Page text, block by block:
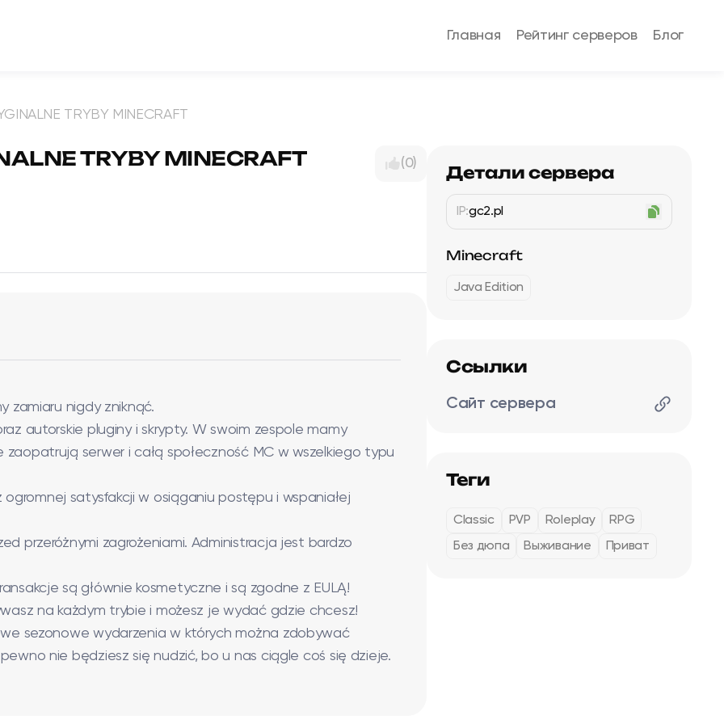
Главная Рейтинг серверов Блог
TRYBY MINECRAFT
TRYBY MINECRAFT (0)
zamiaru nigdy zniknąć.
autorskie pluginy i skrypty. W swoim zespole mamy
serwer i całą społeczność MC w wszelkiego typu
satysfakcji w osiąganiu postępu i wspaniałej
przeróżnymi zagrożeniami. Administracja jest bardzo
są głównie kosmetyczne i są zgodne z EULĄ!
na każdym trybie i możesz je wydać gdzie chcesz!
sezonowe wydarzenia w których można zdobywać
nie będziesz się nudzić, bo u nas ciągle coś się dzieje.
Детали сервера
IP:gc2.pl
Minecraft
Java Edition
Ссылки
Сайт сервера
Теги
Classic PVP Roleplay
RPG
Без дюпа
Выживание Приват